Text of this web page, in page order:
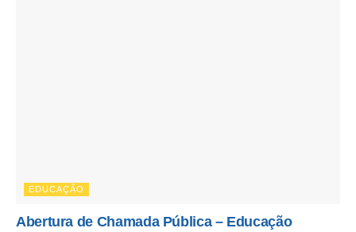
EDUCAÇÃO
Abertura de Chamada Pública – Educação